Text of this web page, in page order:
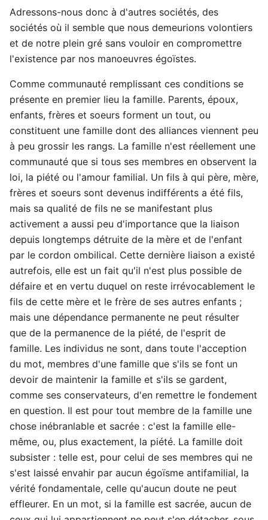
Adressons-nous donc à d'autres sociétés, des
sociétés où il semble que nous demeurions volontiers
et de notre plein gré sans vouloir en compromettre
l'existence par nos manoeuvres égoïstes.
Comme communauté remplissant ces conditions se
présente en premier lieu la famille. Parents, époux,
enfants, frères et soeurs forment un tout, ou
constituent une famille dont des alliances viennent peu
à peu grossir les rangs. La famille n'est réellement une
communauté que si tous ses membres en observent la
loi, la piété ou l'amour familial. Un fils à qui père, mère,
frères et soeurs sont devenus indifférents a été fils,
mais sa qualité de fils ne se manifestant plus
activement a aussi peu d'importance que la liaison
depuis longtemps détruite de la mère et de l'enfant
par le cordon ombilical. Cette dernière liaison a existé
autrefois, elle est un fait qu'il n'est plus possible de
défaire et en vertu duquel on reste irrévocablement le
fils de cette mère et le frère de ses autres enfants ;
mais une dépendance permanente ne peut résulter
que de la permanence de la piété, de l'esprit de
famille. Les individus ne sont, dans toute l'acception
du mot, membres d'une famille que s'ils se font un
devoir de maintenir la famille et s'ils se gardent,
comme ses conservateurs, d'en remettre le fondement
en question. Il est pour tout membre de la famille une
chose inébranlable et sacrée : c'est la famille elle-
même, ou, plus exactement, la piété. La famille doit
subsister : telle est, pour celui de ses membres qui ne
s'est laissé envahir par aucun égoïsme antifamilial, la
vérité fondamentale, celle qu'aucun doute ne peut
effleurer. En un mot, si la famille est sacrée, aucun de